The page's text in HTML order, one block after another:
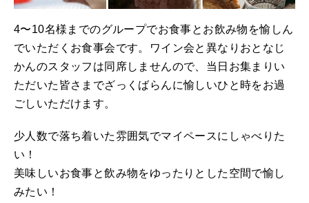
4〜10名様までのグループでお食事とお飲み物を愉しん
でいただくお食事会です。ワイン会と異なりおとなじ
かんのスタッフは同席しませんので、当日お集まりい
ただいた皆さまでざっくばらんに愉しいひと時をお過
ごしいただけます。
少人数で落ち着いた雰囲気でマイペースにしゃべりた
い！
美味しいお食事と飲み物をゆったりとした空間で愉し
みたい！